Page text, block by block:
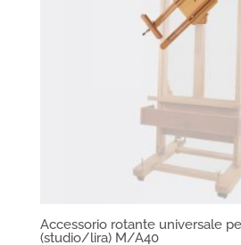
Accessorio rotante universale
(studio/lira) M/A40